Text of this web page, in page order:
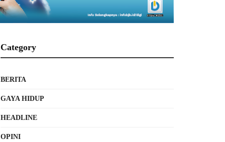
Category
BERITA
GAYA HIDUP
HEADLINE
OPINI